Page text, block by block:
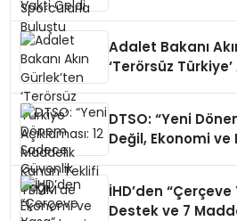
Adalet Bakanı
‘Terörsüz Türkiye’
DTSO: “Yeni
Değil, Ekonomi
İHD’den
Destek ve 7